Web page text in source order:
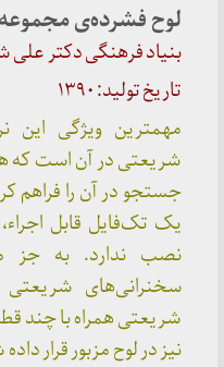
لوح فشرده‌ی
بنیاد فرهنگی دکتر
تاریخ تولید: ۱۳۹۰
مهمترین ویژگی این
شریعتی در آن است که
جستجو در آن را فراهم
یک تک‌فایل قابل
نصب ندارد. به جز
سخنرانی‌های
شریعتی همراه با چند
نیز در لوح مزبور قرار